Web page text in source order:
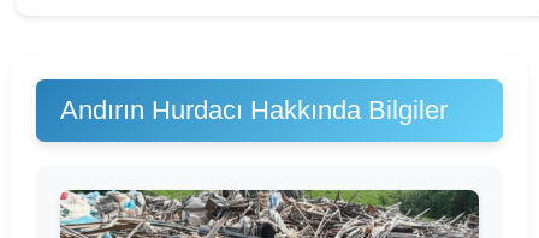
Andırın Hurdacı Hakkında Bilgiler